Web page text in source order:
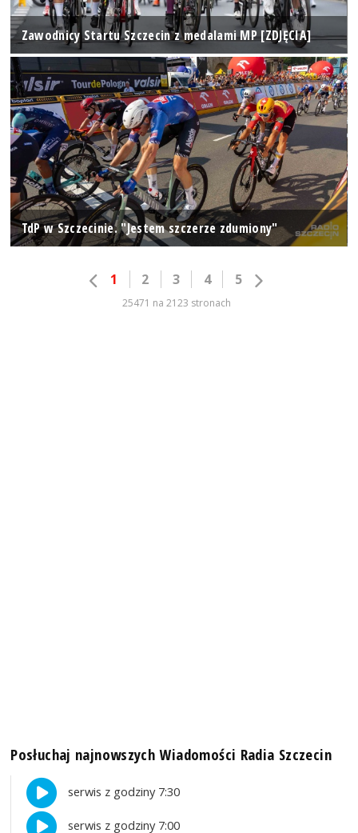
Zawodnicy Startu Szczecin z medalami MP [ZDJĘCIA]
TdP w Szczecinie. "Jestem szczerze zdumiony"
1 2 3 4 5
25471 na 2123 stronach
Posłuchaj najnowszych Wiadomości Radia Szczecin
serwis z godziny 7:30
serwis z godziny 7:00